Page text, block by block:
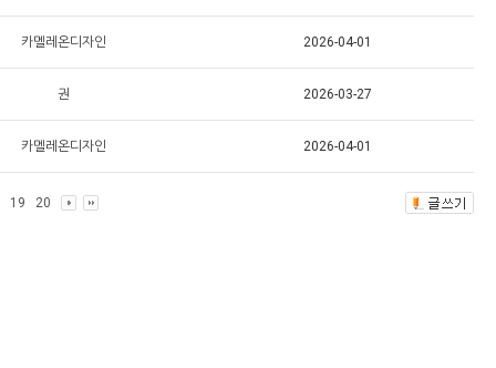
카멜레온디자인 2026-04-01
권 2026-03-27
카멜레온디자인 2026-04-01
19 20